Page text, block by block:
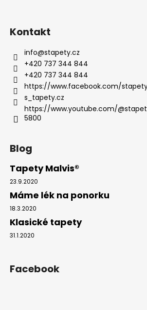
Kontakt
info@stapety.cz
+420 737 344 844
+420 737 344 844
https://www.facebook.com/
s_tapety.cz
https://www.youtube.com/
5800
Blog
Tapety Malvis®
23.9.2020
Máme lék na ponorku
18.3.2020
Klasické tapety
31.1.2020
Facebook